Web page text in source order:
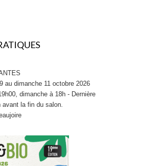
au dimanche 11 octobre 2026
dimanche à 18h - Dernière
avant la fin du salon.